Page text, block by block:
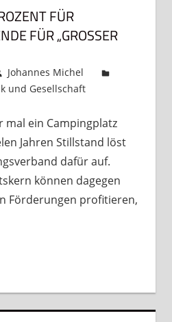
FÜR
FÜR „GROSSER S
Johannes Michel
und Gesellschaft
hinterlassen
mal ein Campingplatz
Jahren Stillstand löst
dafür auf.
können dagegen
Förderungen profitieren,